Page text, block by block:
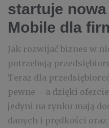
startuje
Mobile dla
Jak rozwijać biznes w
potrzebują
Teraz dla
pewne – a dzięki
jedyni na rynku mają
danych i prędkości